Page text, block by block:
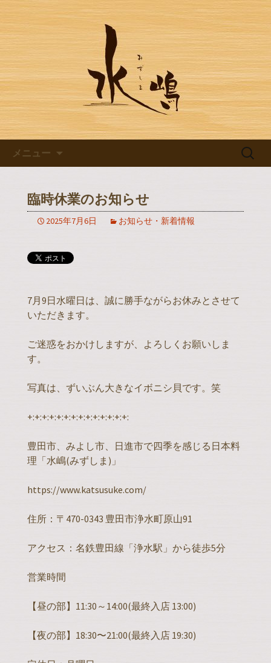
豊田市浄水の【水嶋】のブログ
豊田市浄水の【水嶋】のブログです
メニュー
検
臨時休業のお知らせ
2025年7月6日 お知らせ・新着情報
7月9日水曜日は、誠に勝手ながらお休みとさせて
いただきます。
ご迷惑をおかけしますが、よろしくお願いしま
す。
写真は、ずいぶん大きなイボニシ貝です。笑
+:+:+:+:+:+:+:+:+:+:+:+:+:+:
豊田市、みよし市、日進市で四季を感じる日本料
理「水嶋(みずしま)」
https://www.katsusuke.com/
住所：〒470-0343 豊田市浄水町原山91
アクセス：名鉄豊田線「浄水駅」から徒歩5分
営業時間
【昼の部】11:30～14:00(最終入店 13:00)
【夜の部】18:30〜21:00(最終入店 19:30)